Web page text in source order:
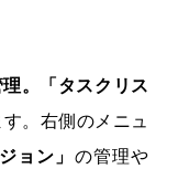
。「タスクリス
。右側のメニュ
ョン」 の管理や